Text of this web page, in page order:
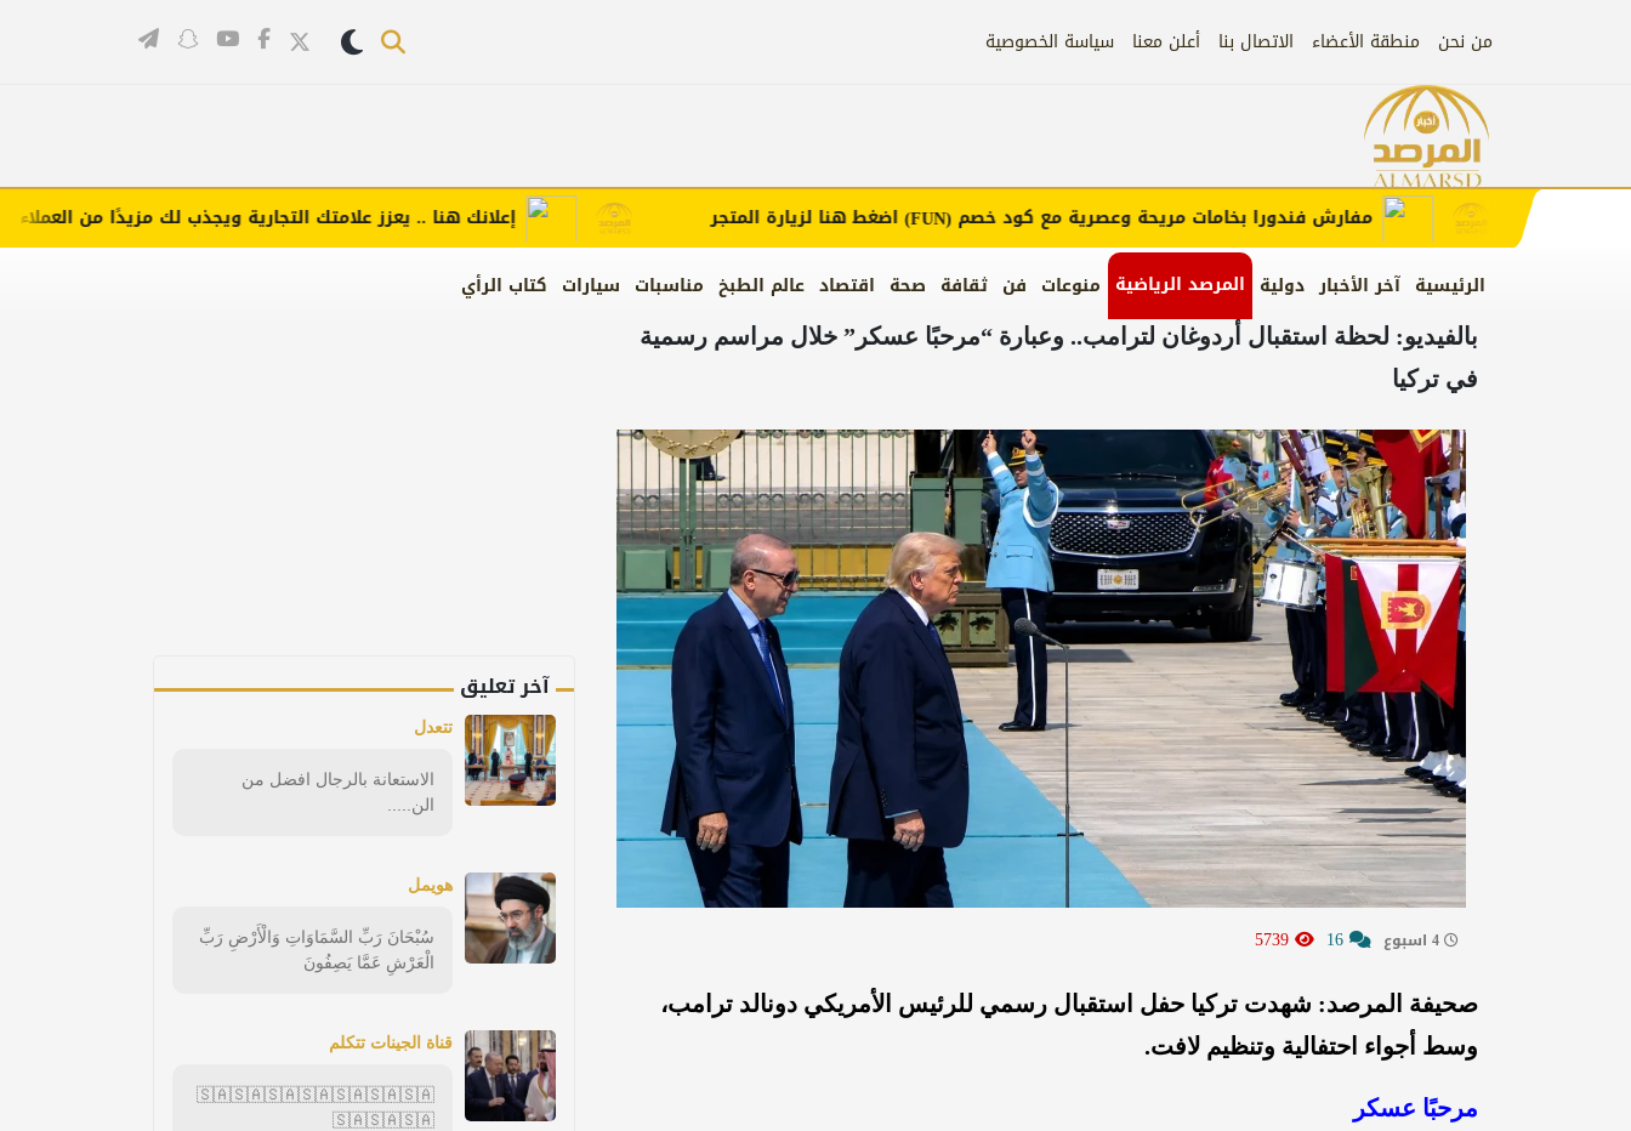
من نحن منطقة الأعضاء الاتصال بنا أعلن معنا سياسة الخصوصية
الرئيسية آخر الأخبار دولية المرصد الرياضية منوعات فن ثقافة صحة اقتصاد عالم الطبخ مناسبات سيارات كتاب الرأي
إعلانك هنا .. يعزز علامتك التجارية ويجذب لك مزيدًا من العملاء مفارش فندورا بخامات مريحة وعصرية مع كود خصم(FUN)اضغط هنا لزيارة المتجر
بالفيديو: لحظة استقبال أردوغان لترامب.. وعبارة “مرحبًا عسكر” خلال مراسم رسمية
في تركيا
صحيفة المرصد: شهدت تركيا حفل استقبال رسمي للرئيس الأمريكي دونالد ترامب،
وسط أجواء احتفالية وتنظيم لافت.
مرحبًا عسكر
آخر تعليق
تتعدل
الاستعانة بالرجال افضل من
الن.....
هويمل
سُبْحَانَ رَبِّ السَّمَاوَاتِ وَالْأَرْضِ رَبِّ
الْعَرْشِ عَمَّا يَصِفُونَ
قناة الجينات تتكلم
🇸🇦🇸🇦🇸🇦🇸🇦🇸🇦🇸🇦🇸🇦
🇸🇦🇸🇦🇸🇦